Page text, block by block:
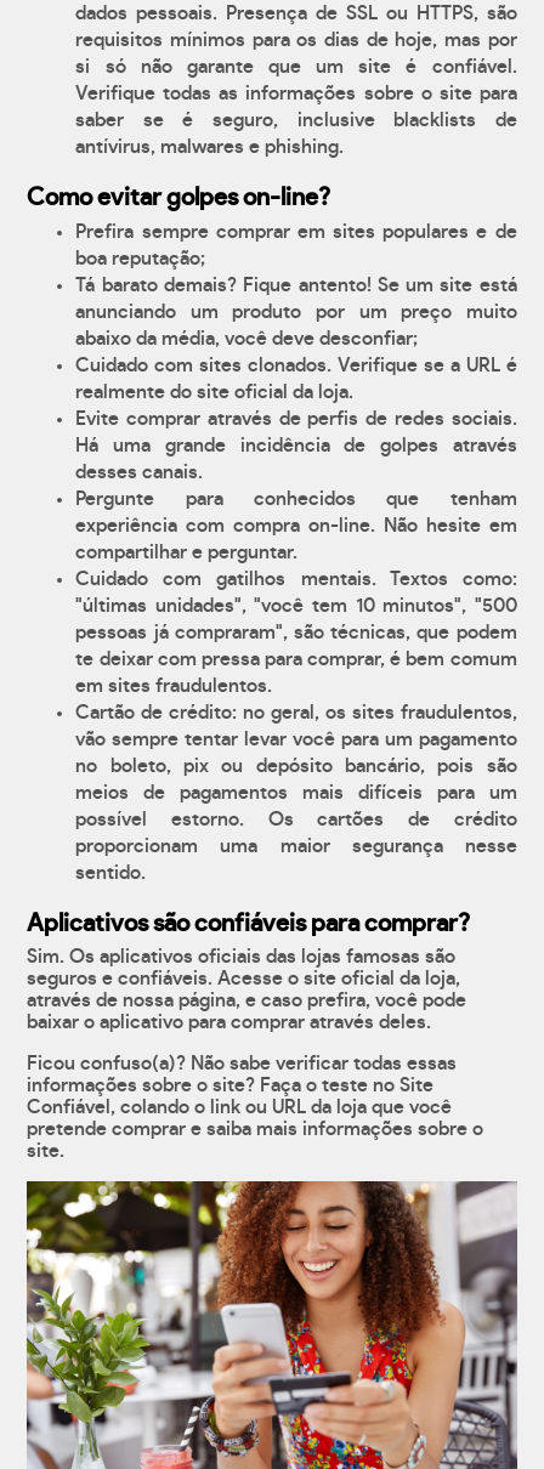
dados pessoais. Presença de SSL ou HTTPS, são
requisitos mínimos para os dias de hoje, mas por
si só não garante que um site é confiável.
Verifique todas as informações sobre o site para
saber se é seguro, inclusive blacklists de
antívirus, malwares e phishing.
Como evitar golpes on-line?
Prefira sempre comprar em sites populares e de
boa reputação;
Tá barato demais? Fique antento! Se um site está
anunciando um produto por um preço muito
abaixo da média, você deve desconfiar;
Cuidado com sites clonados. Verifique se a URL é
realmente do site oficial da loja.
Evite comprar através de perfis de redes sociais.
Há uma grande incidência de golpes através
desses canais.
Pergunte para conhecidos que tenham
experiência com compra on-line. Não hesite em
compartilhar e perguntar.
Cuidado com gatilhos mentais. Textos como:
"últimas unidades", "você tem 10 minutos", "500
pessoas já compraram", são técnicas, que podem
te deixar com pressa para comprar, é bem comum
em sites fraudulentos.
Cartão de crédito: no geral, os sites fraudulentos,
vão sempre tentar levar você para um pagamento
no boleto, pix ou depósito bancário, pois são
meios de pagamentos mais difíceis para um
possível estorno. Os cartões de crédito
proporcionam uma maior segurança nesse
sentido.
Aplicativos são confiáveis para comprar?
Sim. Os aplicativos oficiais das lojas famosas são
seguros e confiáveis. Acesse o site oficial da loja,
através de nossa página, e caso prefira, você pode
baixar o aplicativo para comprar através deles.
Ficou confuso(a)? Não sabe verificar todas essas
informações sobre o site? Faça o teste no Site
Confiável, colando o link ou URL da loja que você
pretende comprar e saiba mais informações sobre o
site.